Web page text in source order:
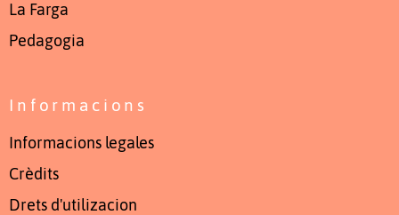
La Farga
Pedagogia
Informacions
Informacions legales
Crèdits
Drets d'utilizacion